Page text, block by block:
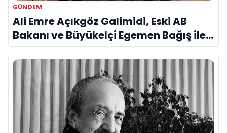
GÜNDEM
Ali Emre Açıkgöz Galimidi, Eski AB
Bakanı ve Büyükelçi Egemen Bağış ile
Bir Araya Geldi